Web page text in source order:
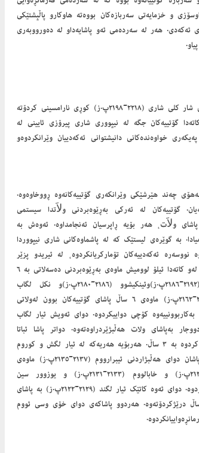
و خزمایەتی سەربازەکان بووەتە ھاوکارو پاڵپشتێکی
ھەر لە سەردەمی ئەو پاشایەداو لە دەورووبەری
(٢١٩٨-٢١٩٢پ.ز) دوای ئەوەی بووە بە پاشای گۆتییەکان، مردنی شار کلی شاری (٢٢١٨-٢١٩٨پ.ز) کوڕی نارامسینی کردۆتە
گۆتییەکان جگە لە نیپووری شاری پیرۆزی ئایینی لە
خواوەندەکانی دانیشتوانی ئەکەدییان وێرانکردوەو
چەند ھێرشێکی وێرانکەری گۆتییەکانەوە ڕووخاوەوە.
گۆتییەکان لە ئەرکی بەڕێوەبردنی ولاَتدا سیستمی
پاشای ولاَت، ھەر بۆیە ڕاپرسیان ئەنجامداوە. ئەوەش بە
بە گوێرەی لیستێک کە لە پاشماوەکانی شاری نیپووردا
نووسەرە ئەکەدییەکان تۆمارکریانکردوە، لە ئیریدو پزێر
(٢٢١٨-٢١٩٨پ.ز)ەوە بەدوای یەکدا ناوی ٢١پاشای گۆتی ھاتووە. لەو کاتەدا ئیلۆ لوومیش ماوەی بەڕێوەبردنی دەسەلاتی بە ٦
ساڵ دەستنیشانکردوە. دوای ئەویش ھەریەکە لە ئیمتا (٢١٩٢-٢١٨٦پ.ز)وئینکیشوو (٢١٨٦-٢١٨٠پ.ز)و نکل لگاب
(٢١٨٠-٢١٧٤پ.ز)و شولمی(٢١٧٤-٢١٦٨پ.ز) و ئیگیشووش (٢١٦٨-٢١٦٢پ.ز) ماوەی ٦ ساڵ پاشای گۆتییەکان بوون لەولاتی
یەکەم ساڵی دەست بەکاربوونییەوە کۆچی دواییکردوە. دوای ئەویش ئیار لگاب
چونکە دووجار بەپاشای ولات ھەڵبژێردراوەتەوە. دواتر پاشا ئباتا
(٢١٥٠-٢١٤٧پ.ز) ماوەی دەسەلاَتی پاشایەتی لە ناو گۆتییەکاندا کردوە بە ٣ ساڵ. ھەربۆیە ھەریەکە لە ئیار لگش و کوروم
و لائەرا بووم لەو ماوە دیاریکراوەدا پاشای گۆتییەکان بوون. پاشان دوای ھەڵبژاردنی ئیبرارووم (٢١٣٧-٢١٣٥پ.ز) ماوەی
فەرمانڕەواییکردن بووە بە ٢ ساڵ و ئیبرانووم (٢١٣٥-٢١٣٣پ.ز) و خابالووم (٢١٣٣-٢١٣١پ.ز) و یوزوور سین
(٢١٣١-٢١٢٩پ.ز) بەپێیی ئەو ماوەیەی کە دیاریکراوە پاشایەتیانکردوە. دوای ئەوە کاتێک ئیار لگند (٢١٢٩-٢١٢٢پ.ز) بە پاشای
ھەڵبژێردراوە، ماوەی بەڕێوەبردنی دەسەلاتی بۆ ٧ ساڵ درێژکردۆتەوە. ھەردوو پاشاکەی دوای خۆی وسی ئووم